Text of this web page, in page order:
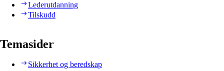
Lederutdanning
Tilskudd
Temasider
Sikkerhet og beredskap